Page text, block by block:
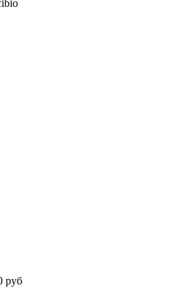
руб